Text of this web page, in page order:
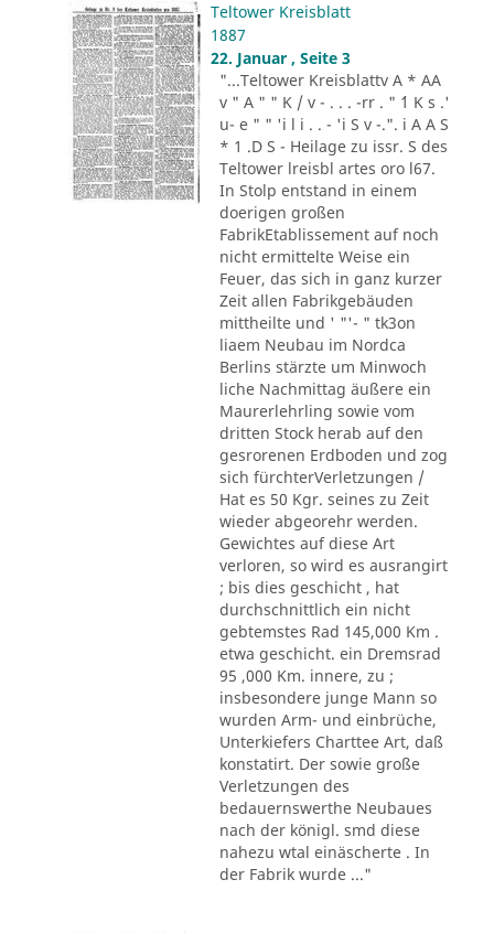
Teltower Kreisblatt
1887
22. Januar , Seite 3
"...Teltower Kreisblattv A * AA
v " A " " K / v - . . . -rr . " ´1 K s .'
u- e " " 'i l i . . - 'i S v -.". i A A S
* 1 .D S - Heilage zu issr. S des
Teltower lreisbl artes oro l67.
In Stolp entstand in einem
doerigen großen
FabrikEtablissement auf noch
nicht ermittelte Weise ein
Feuer, das sich in ganz kurzer
Zeit allen Fabrikgebäuden
mittheilte und ' "'- " tk3on
liaem Neubau im Nordca
Berlins stärzte um Minwoch
liche Nachmittag äußere ein
Maurerlehrling sowie vom
dritten Stock herab auf den
gesrorenen Erdboden und zog
sich fürchterVerletzungen /
Hat es 50 Kgr. seines zu Zeit
wieder abgeorehr werden.
Gewichtes auf diese Art
verloren, so wird es ausrangirt
; bis dies geschicht , hat
durchschnittlich ein nicht
gebtemstes Rad 145,000 Km .
etwa geschicht. ein Dremsrad
95 ,000 Km. innere, zu ;
insbesondere junge Mann so
wurden Arm- und einbrüche,
Unterkiefers Charttee Art, daß
konstatirt. Der sowie große
Verletzungen des
bedauernswerthe Neubaues
nach der königl. smd diese
nahezu wtal einäscherte . In
der Fabrik wurde ..."